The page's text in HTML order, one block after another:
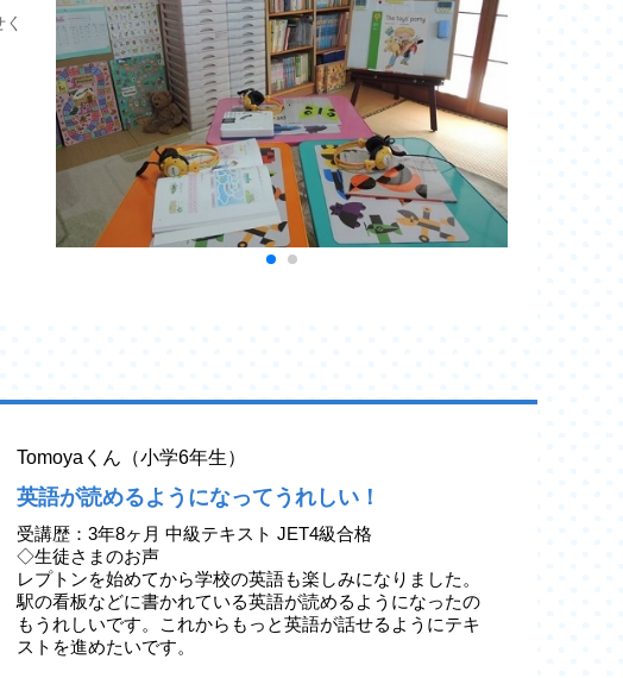
Tomoyaくん（小学6年生）
英語が読めるようになってうれしい！
受講歴：3年8ヶ月 中級テキスト JET4級合格
◇生徒さまのお声
レプトンを始めてから学校の英語も楽しみになりました。
駅の看板などに書かれている英語が読めるようになったの
もうれしいです。これからもっと英語が話せるようにテキ
ストを進めたいです。